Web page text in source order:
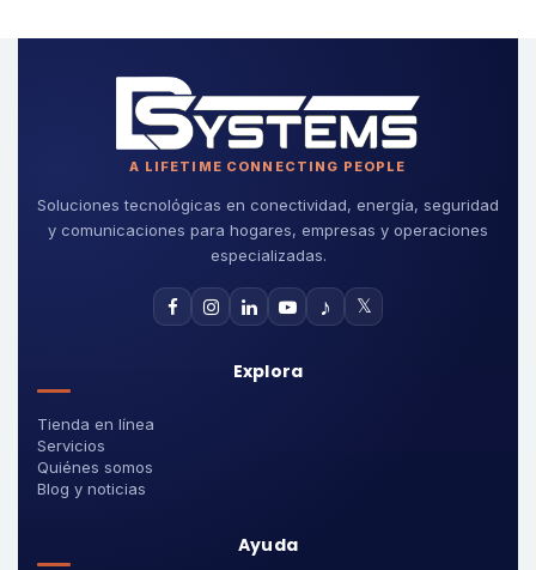
A LIFETIME CONNECTING PEOPLE
Soluciones tecnológicas en conectividad, energía, seguridad
y comunicaciones para hogares, empresas y operaciones
especializadas.
♪ 𝕏
Explora
Tienda en línea
Servicios
Quiénes somos
Blog y noticias
Ayuda